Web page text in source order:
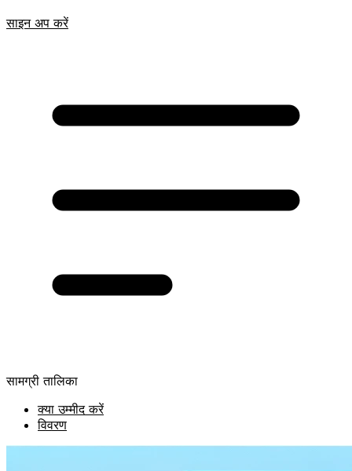
साइन अप करें
सामग्री तालिका
क्या उम्मीद करें
विवरण